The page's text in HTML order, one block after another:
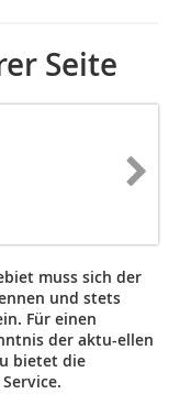
Seite
muss sich der
und stets
Für einen
der aktu-ellen
bietet die